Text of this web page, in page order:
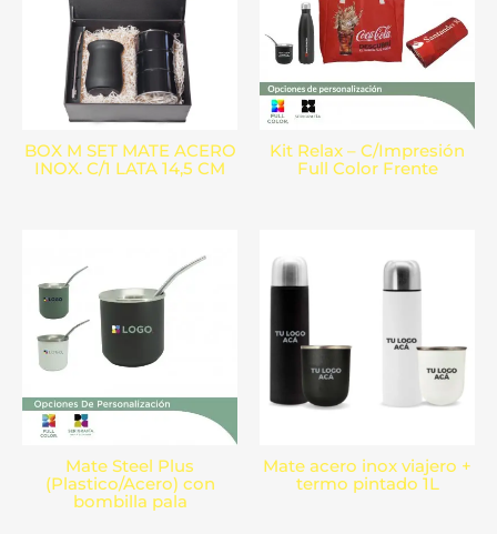
BOX M SET MATE ACERO
INOX. C/1 LATA 14,5 CM
Kit Relax – C/Impresión
Full Color Frente
Mate Steel Plus
(Plastico/Acero) con
bombilla pala
Mate acero inox viajero +
termo pintado 1L